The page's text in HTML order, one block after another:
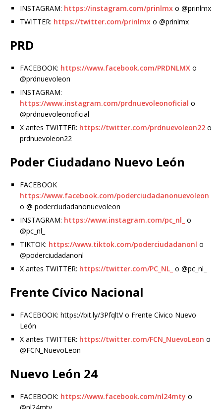
INSTAGRAM: https://instagram.com/prinlmx o @prinlmx
TWITTER: https://twitter.com/prinlmx o @prinlmx
PRD
FACEBOOK: https://www.facebook.com/PRDNLMX o
@prdnuevoleon
INSTAGRAM:
https://www.instagram.com/prdnuevoleonoficial o
@prdnuevoleonoficial
X antes TWITTER: https://twitter.com/prdnuevoleon22 o
prdnuevoleon22
Poder Ciudadano Nuevo León
FACEBOOK
https://www.facebook.com/poderciudadanonuevoleon
o @ poderciudadanonuevoleon
INSTAGRAM: https://www.instagram.com/pc_nl_ o
@pc_nl_
TIKTOK: https://www.tiktok.com/poderciudadanonl o
@poderciudadanonl
X antes TWITTER: https://twitter.com/PC_NL_ o @pc_nl_
Frente Cívico Nacional
FACEBOOK: https://bit.ly/3PfqltV o Frente Cívico Nuevo
León
X antes TWITTER: https://twitter.com/FCN_NuevoLeon o
@FCN_NuevoLeon
Nuevo León 24
FACEBOOK: https://www.facebook.com/nl24mty o